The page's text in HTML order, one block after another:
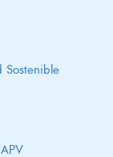
Sostenible